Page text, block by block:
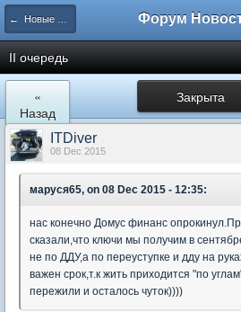
← Новые Водники
II очередь
Закрыта
«
Назад
ITDiver
08 Dec 2015
маруся65, on 08 Dec 2015 - 12:35:
нас конечно Домус финанс
сказали,что ключи мы получим в
не по ДДУ,а по переуступке и дду на
важен срок,т.к жить приходится "по
пережили и осталось чуток))))